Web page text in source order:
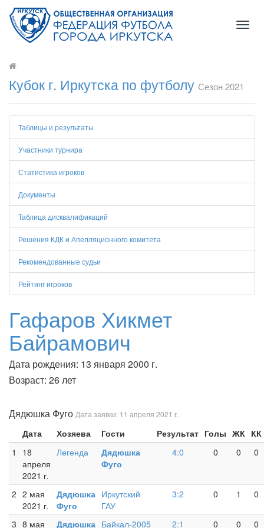
Кубок г. Иркутска по футболу Сезон 2021
Таблицы и результаты
Участники турнира
Статистика игроков
Документы
Таблица дисквалификаций
Решения КДК и Апелляционного комитета
Рекомендованные судьи
Рейтинг игроков
Гафаров Хикмет
Байрамович
Дата рождения: 13 января 2000 г.
Возраст: 26 лет
Дядюшка Фуго Дата заявки: 11 апреля 2021 г.
Дата Хозяева Гости Результат Голы ЖК КК
1
18
апреля
2021 г.
Легенда
Дядюшка
Фуго
4:0 0 0 0
2 2 мая
2021 г.
Дядюшка
Фуго
Иркутский
ГАУ
3:2 0 1 0
3 8 мая Дядюшка Байкал-2005 2:1 0 0 0